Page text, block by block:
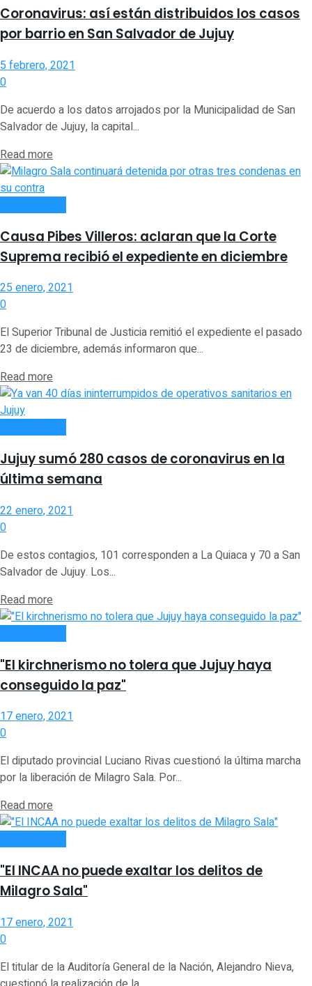
Coronavirus: así están distribuidos los casos
por barrio en San Salvador de Jujuy
5 febrero, 2021
0
De acuerdo a los datos arrojados por la Municipalidad de San
Salvador de Jujuy, la capital...
Read more
Causa Pibes Villeros: aclaran que la Corte
Suprema recibió el expediente en diciembre
25 enero, 2021
0
El Superior Tribunal de Justicia remitió el expediente el pasado
23 de diciembre, además informaron que...
Read more
Jujuy sumó 280 casos de coronavirus en la
última semana
22 enero, 2021
0
De estos contagios, 101 corresponden a La Quiaca y 70 a San
Salvador de Jujuy. Los...
Read more
"El kirchnerismo no tolera que Jujuy haya
conseguido la paz"
17 enero, 2021
0
El diputado provincial Luciano Rivas cuestionó la última marcha
por la liberación de Milagro Sala. Por...
Read more
"El INCAA no puede exaltar los delitos de
Milagro Sala"
17 enero, 2021
0
El titular de la Auditoría General de la Nación, Alejandro Nieva,